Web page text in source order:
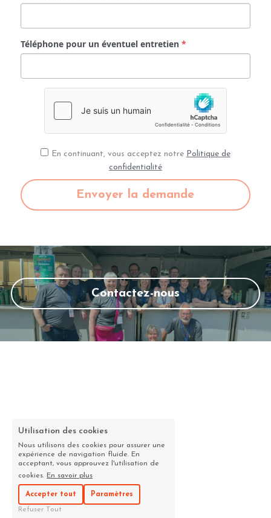
Téléphone pour un éventuel entretien*
En continuant, vous acceptez notre Politique de
confidentialité
Envoyer la demande
Contactez-nous
Utilisation des cookies
Nous utilisons des cookies pour assurer une
expérience de navigation fluide. En
acceptant, vous approuvez l'utilisation de
cookies. En savoir plus
Accepter tout Paramètres
Refuser Tout